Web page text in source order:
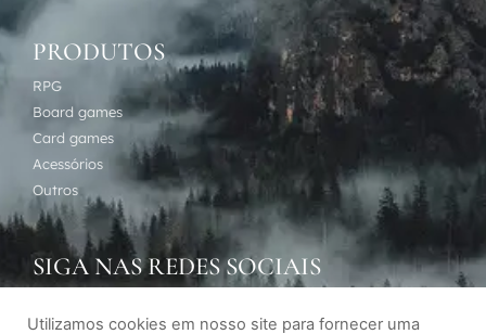
PRODUTOS
RPG
Board games
Card games
Acessórios
Outros
SIGA NAS REDES SOCIAIS
Utilizamos cookies em nosso site para fornecer uma